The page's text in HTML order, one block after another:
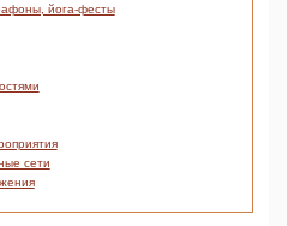
йога-фесты
сети